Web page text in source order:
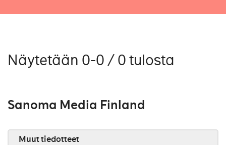
Näytetään 0-0 / 0 tulosta
Sanoma Media Finland
Muut tiedotteet